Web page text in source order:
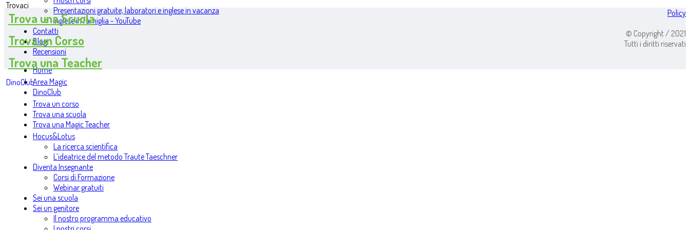
Presentazioni gratuite, laboratori e inglese in vacanza
Inglese in famiglia - YouTube
Contatti
Blog
Recensioni
Home
Area Magic
DinoClub
Trova un corso
Trova una scuola
Trova una Magic Teacher
Hocus&Lotus
La ricerca scientifica
L’ideatrice del metodo Traute Taeschner
Diventa Insegnante
Corsi di Formazione
Webinar gratuiti
Sei una scuola
Sei un genitore
Il nostro programma educativo
Trovaci
Trova una Scuola
Trova un Corso
Trova una Teacher
DinoClub
Policy
© Copyright / 2021
Tutti i diritti riservati